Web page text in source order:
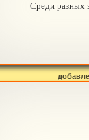
Среди разных